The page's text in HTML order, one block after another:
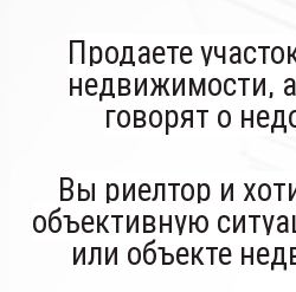
Продаете
недвижимости,
говорят о
Вы риелтор и
объективную
или объекте